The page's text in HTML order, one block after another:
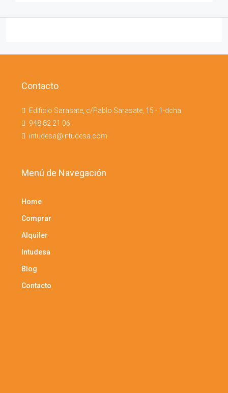
Contacto
Edificio Sarasate, c/Pablo Sarasate, 15 - 1-dcha
948 82 21 06
intudesa@intudesa.com
Menú de Navegación
Home
Comprar
Alquiler
Intudesa
Blog
Contacto